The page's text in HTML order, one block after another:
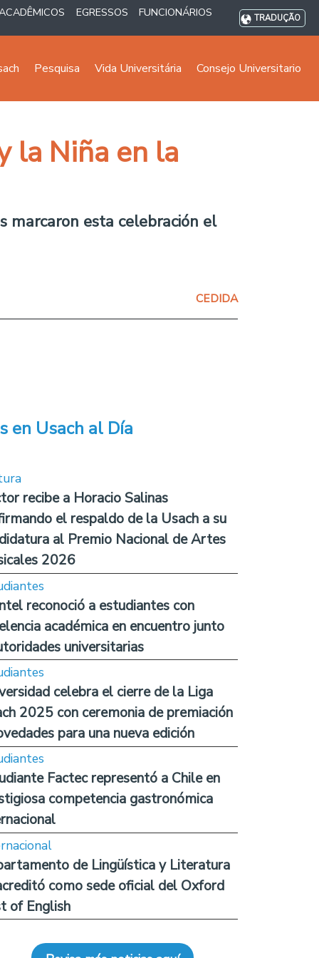
EGRESSOS FUNCIONÁRIOS TRADUÇÃO
Pesquisa Vida Universitária Consejo Universitario
la Niña en la
marcaron esta celebración el
CEDIDA
en Usach al Día
recibe a Horacio Salinas
el respaldo de la Usach a su
al Premio Nacional de Artes
2026
reconoció a estudiantes con
académica en encuentro junto
universitarias
celebra el cierre de la Liga
2025 con ceremonia de premiación
para una nueva edición
Factec representó a Chile en
competencia gastronómica
de Lingüística y Literatura
como sede oficial del Oxford
of English